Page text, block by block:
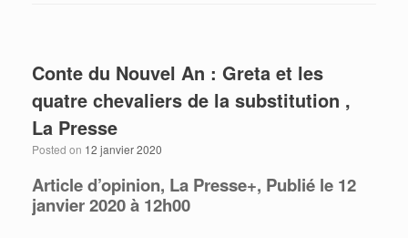
Conte du Nouvel An : Greta et les
quatre chevaliers de la substitution ,
La Presse
Posted on 12 janvier 2020
Article d’opinion, La Presse+, Publié le 12
janvier 2020 à 12h00